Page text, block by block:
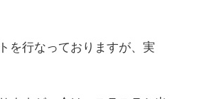
を行なっておりますが、実